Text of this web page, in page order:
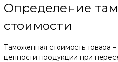
Определение
стоимости
Таможенная стоимость товара
ценности продукции при